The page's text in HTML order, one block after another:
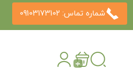
شماره تماس: 09103173102